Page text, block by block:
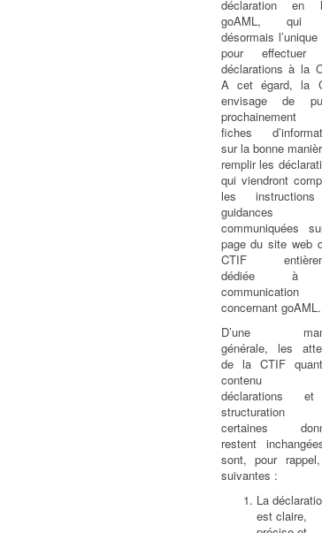
déclaration en
goAML, qui
désormais
pour effectuer
déclarations à la
A cet égard, la
envisage de
prochainement
fiches
sur la bonne
remplir les
qui viendront
les
guidances
communiquées
page du site web
CTIF
dédiée à
communication
concernant goAML.
D’une
générale, les
de la CTIF
contenu
déclarations
certaines
restent
sont, pour
suivantes :
La
est claire,